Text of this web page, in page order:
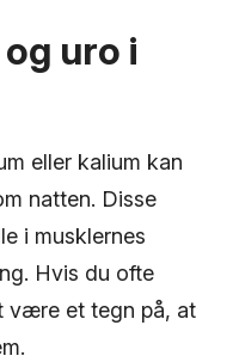
uro i
eller kalium kan
natten. Disse
i musklernes
Hvis du ofte
være et tegn på, at